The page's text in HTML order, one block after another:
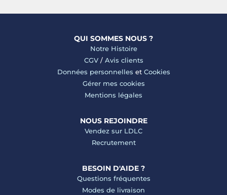
QUI SOMMES NOUS ?
Notre Histoire
CGV/ Avis clients
Données personnelles et Cookies
Gérer mes cookies
Mentions légales
NOUS REJOINDRE
Vendez sur LDLC
Recrutement
BESOIN D'AIDE ?
Questions fréquentes
Modes de livraison